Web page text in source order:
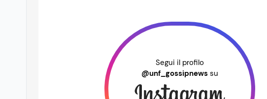
Segui il profilo
@unf_gossipnews su